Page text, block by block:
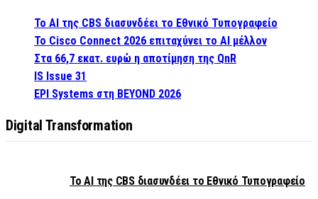
Το AI της CBS διασυνδέει το Εθνικό Τυπογραφείο
Το Cisco Connect 2026 επιταχύνει το AI μέλλον
Στα 66,7 εκατ. ευρώ η αποτίμηση της QnR
IS Issue 31
EPI Systems στη BEYOND 2026
Digital Transformation
Το AI της CBS διασυνδέει το Εθνικό Τυπογραφείο